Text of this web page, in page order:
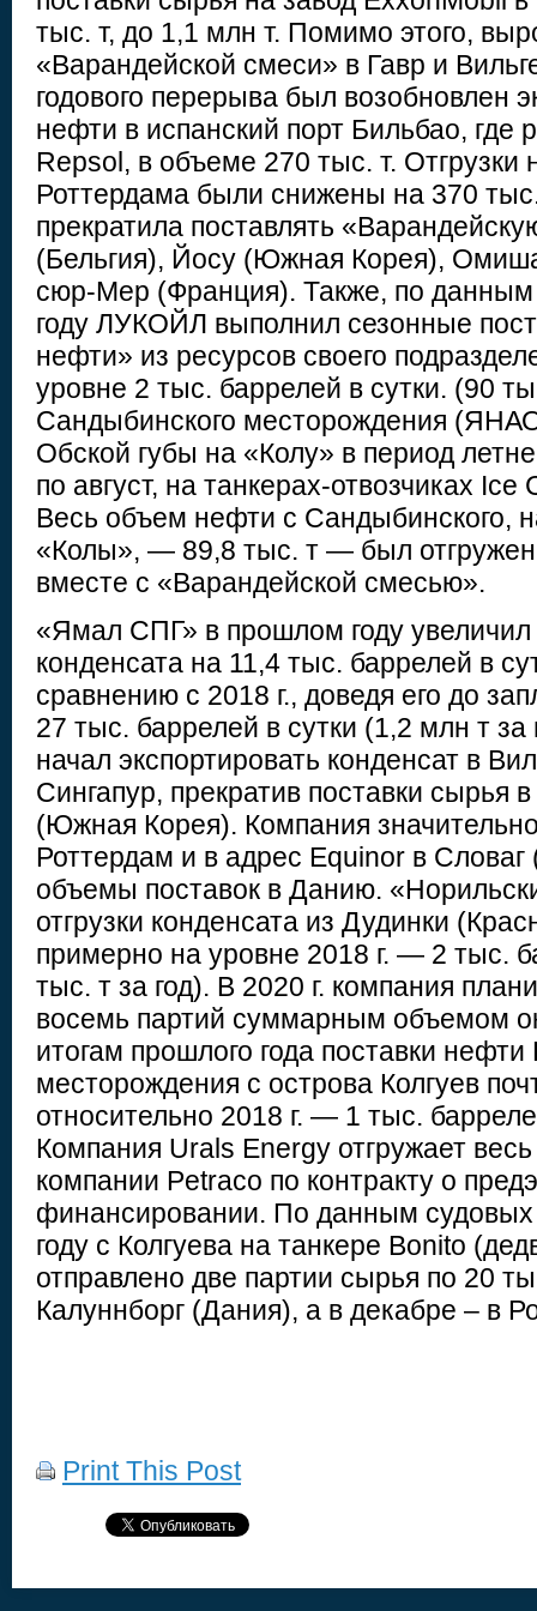
тыс. т, до 1,1 млн т. Помимо этого,
«Варандейской смеси» в Гавр и
годового перерыва был возобновлен
нефти в испанский порт Бильбао, где
Repsol, в объеме 270 тыс. т.
Роттердама были снижены на 370
прекратила поставлять
(Бельгия), Йосу (Южная Корея),
сюр-Мер (Франция). Также, по данным
году ЛУКОЙЛ выполнил сезонные
нефти» из ресурсов своего
уровне 2 тыс. баррелей в сутки. (90
Сандыбинского месторождения
Обской губы на «Колу» в период
по август, на танкерах-отвозчиках
Весь объем нефти с Сандыбинского,
«Колы», — 89,8 тыс. т — был отгружен
вместе с «Варандейской смесью».
«Ямал СПГ» в прошлом году увеличил
конденсата на 11,4 тыс. баррелей в
сравнению с 2018 г., доведя его до
27 тыс. баррелей в сутки (1,2 млн т
начал экспортировать конденсат в
Сингапур, прекратив поставки
(Южная Корея). Компания значительно
Роттердам и в адрес Equinor в Словаг
объемы поставок в Данию.
отгрузки конденсата из Дудинки
примерно на уровне 2018 г. — 2 тыс.
тыс. т за год). В 2020 г. компания
восемь партий суммарным объемом
итогам прошлого года поставки нефти
месторождения с острова Колгуев
относительно 2018 г. — 1 тыс.
Компания Urals Energy отгружает
компании Petraco по контракту о
финансировании. По данным судовых
году с Колгуева на танкере Bonito
отправлено две партии сырья по 20
Калуннборг (Дания), а в декабре – в
Print This Post